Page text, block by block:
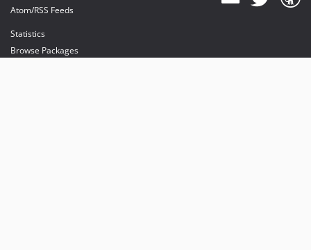
Atom/RSS Feeds
Statistics
Browse Packages